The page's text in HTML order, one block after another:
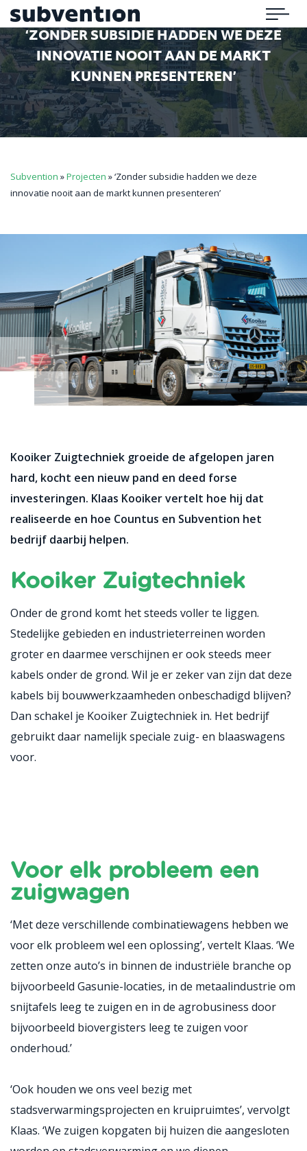
Subvention Menu
‘ZONDER SUBSIDIE HADDEN WE DEZE
INNOVATIE NOOIT AAN DE MARKT
KUNNEN PRESENTEREN’
Subvention »Projecten »‘Zonder subsidie hadden we deze
innovatie nooit aan de markt kunnen presenteren’
Kooiker Zuigtechniek groeide de afgelopen jaren
hard, kocht een nieuw pand en deed forse
investeringen. Klaas Kooiker vertelt hoe hij dat
realiseerde en hoe Countus en Subvention het
bedrijf daarbij helpen.
Kooiker Zuigtechniek
Onder de grond komt het steeds voller te liggen.
Stedelijke gebieden en industrieterreinen worden
groter en daarmee verschijnen er ook steeds meer
kabels onder de grond. Wil je er zeker van zijn dat deze
kabels bij bouwwerkzaamheden onbeschadigd blijven?
Dan schakel je Kooiker Zuigtechniek in. Het bedrijf
gebruikt daar namelijk speciale zuig- en blaaswagens
voor.
Voor elk probleem een
zuigwagen
‘Met deze verschillende combinatiewagens hebben we
voor elk probleem wel een oplossing’, vertelt Klaas. ‘We
zetten onze auto’s in binnen de industriële branche op
bijvoorbeeld Gasunie-locaties, in de metaalindustrie om
snijtafels leeg te zuigen en in de agrobusiness door
bijvoorbeeld biovergisters leeg te zuigen voor
onderhoud.’
‘Ook houden we ons veel bezig met
stadsverwarmingsprojecten en kruipruimtes’, vervolgt
Klaas. ‘We zuigen kopgaten bij huizen die aangesloten